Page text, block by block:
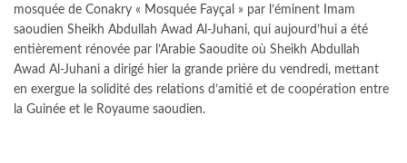
mosquée de Conakry « Mosquée Fayçal » par l’éminent Imam
saoudien Sheikh Abdullah Awad Al-Juhani, qui aujourd’hui a été
entièrement rénovée par l’Arabie Saoudite où Sheikh Abdullah
Awad Al-Juhani a dirigé hier la grande prière du vendredi, mettant
en exergue la solidité des relations d’amitié et de coopération entre
la Guinée et le Royaume saoudien.